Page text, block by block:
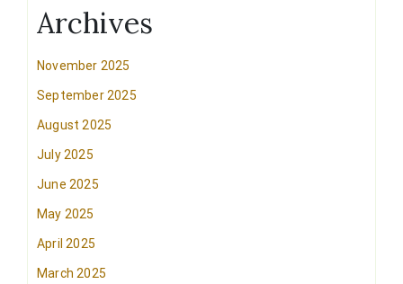
Archives
November 2025
September 2025
August 2025
July 2025
June 2025
May 2025
April 2025
March 2025